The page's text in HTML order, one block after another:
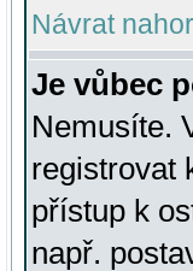
Návrat
Je vůbec
Nemusíte.
registrovat
přístup k
např.